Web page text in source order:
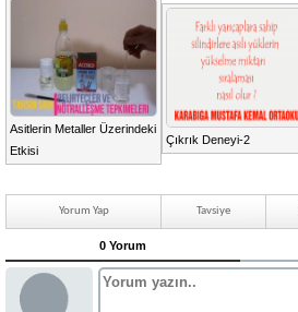
Asitlerin Metaller Üzerindeki
Etkisi
Çıkrık Deneyi-2
Yorum Yap Tavsiye
0 Yorum